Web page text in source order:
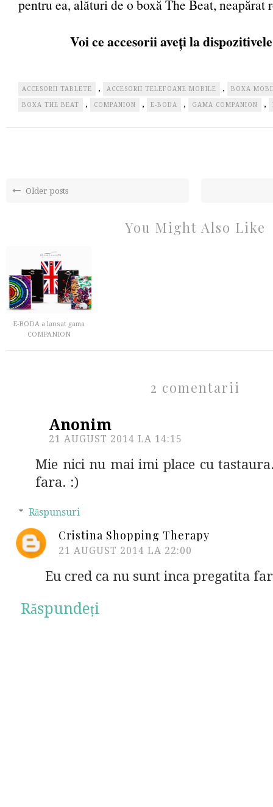
pentru ea, alături de o boxă The Beat,
Voi ce accesorii aveți la
ACCESORII TABLETE , ACCESORII TELEFOANE MOBILE , BOXA
BOXA THE BEAT , COMPANION , E-BODA , GAMA COMPANION ,
Older posts
You Might Also Like
E-BODA a lansat gama
COMPANION
2 comentarii
Anonim
21 AUGUST 2014 LA 14:15
Mie nici nu mai imi place cu
fara. :)
Răspunsuri
Cristina Shopping Therapy
21 AUGUST 2014 LA 22:00
Eu cred ca nu sunt inca pregatita
Răspundeți